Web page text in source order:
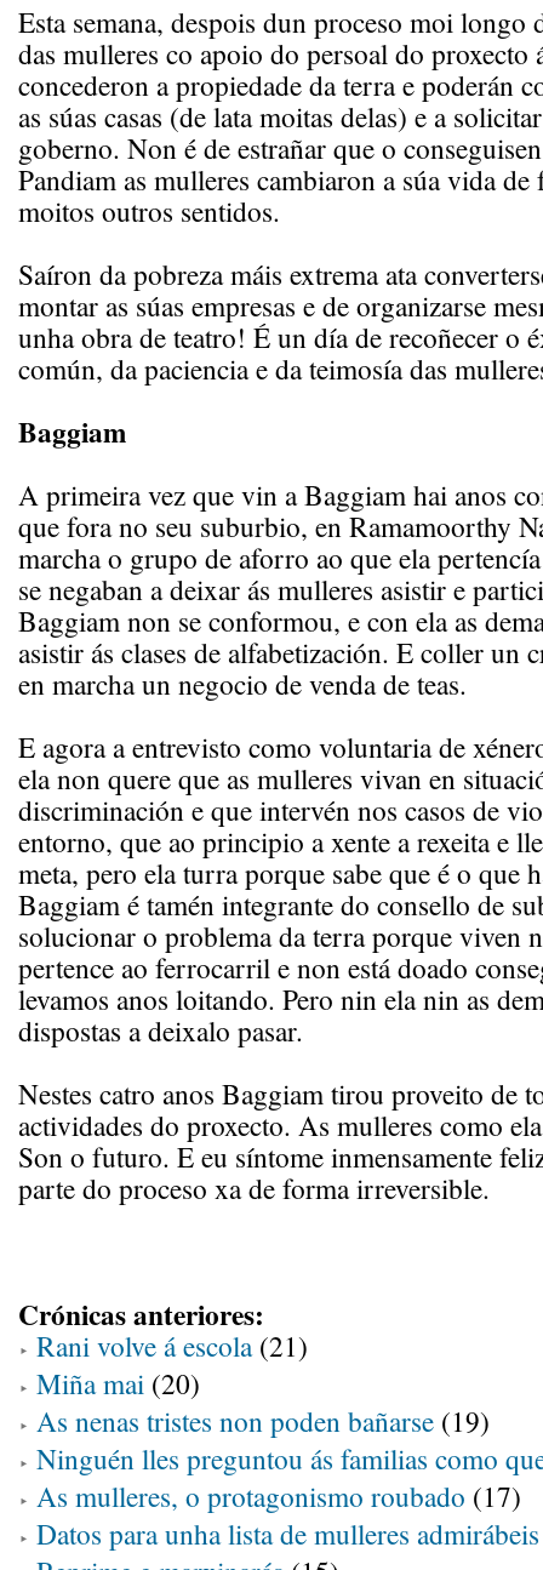
Esta semana, despois dun proceso moi longo
das mulleres co apoio do persoal do proxecto
concederon a propiedade da terra e poderán
as súas casas (de lata moitas delas) e a
goberno. Non é de estrañar que o
Pandiam as mulleres cambiaron a súa vida
moitos outros sentidos.
Saíron da pobreza máis extrema ata
montar as súas empresas e de organizarse
unha obra de teatro! É un día de recoñecer o
común, da paciencia e da teimosía das
Baggiam
A primeira vez que vin a Baggiam hai anos
que fora no seu suburbio, en Ramamoorthy
marcha o grupo de aforro ao que ela
se negaban a deixar ás mulleres asistir e
Baggiam non se conformou, e con ela as
asistir ás clases de alfabetización. E coller un
en marcha un negocio de venda de teas.
E agora a entrevisto como voluntaria de
ela non quere que as mulleres vivan en
discriminación e que intervén nos casos de
entorno, que ao principio a xente a rexeita e
meta, pero ela turra porque sabe que é o que
Baggiam é tamén integrante do consello de
solucionar o problema da terra porque viven
pertence ao ferrocarril e non está doado
levamos anos loitando. Pero nin ela nin as
dispostas a deixalo pasar.
Nestes catro anos Baggiam tirou proveito de
actividades do proxecto. As mulleres como
Son o futuro. E eu síntome inmensamente
parte do proceso xa de forma irreversible.
Crónicas anteriores:
Rani volve á escola(21)
Miña mai (20)
As nenas tristes non poden bañarse (19)
Ninguén lles preguntou ás familias como
As mulleres, o protagonismo roubado (17)
Datos para unha lista de mulleres admirábeis